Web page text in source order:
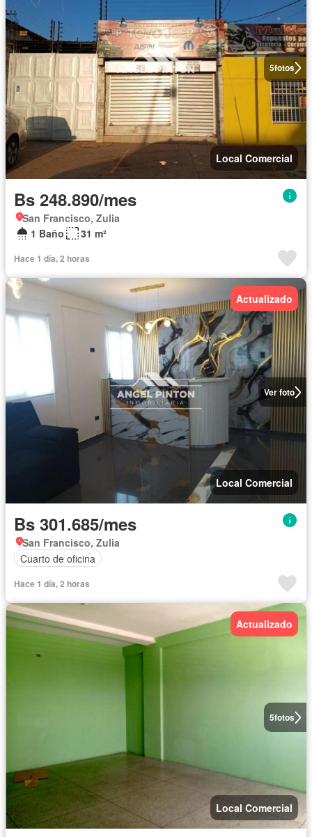
5fotos
Local Comercial
Bs 248.890/mes
San Francisco, Zulia
1 Baño
31 m²
Hace 1 día, 2 horas
Ver foto
Actualizado
Local Comercial
Bs 301.685/mes
San Francisco, Zulia
Cuarto de oficina
Hace 1 día, 2 horas
5fotos
Actualizado
Local Comercial